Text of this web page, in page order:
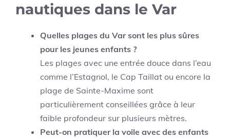
nautiques dans le Var
Quelles plages du Var sont les plus sûres
pour les jeunes enfants ?
Les plages avec une entrée douce dans l’eau
comme l’Estagnol, le Cap Taillat ou encore la
plage de Sainte-Maxime sont
particulièrement conseillées grâce à leur
faible profondeur sur plusieurs mètres.
Peut-on pratiquer la voile avec des enfants